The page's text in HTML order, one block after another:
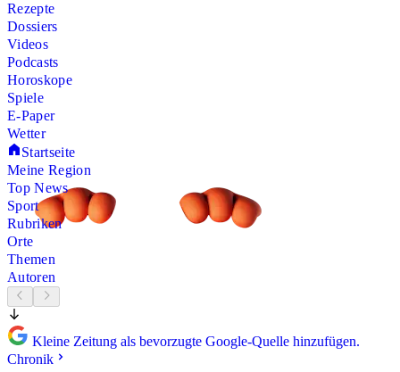
Rezepte
Dossiers
Videos
Podcasts
Horoskope
Spiele
E-Paper
Wetter
Startseite
Meine Region
Top News
Sport
Rubriken
Orte
Themen
Autoren
Kleine Zeitung als bevorzugte Google-Quelle hinzufügen.
Chronik